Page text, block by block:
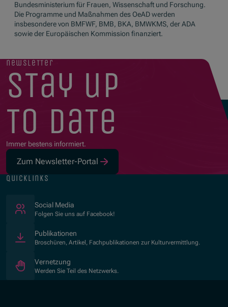
Bundesministerium für Frauen, Wissenschaft und Forschung.
Die Programme und Maßnahmen des OeAD werden
insbesondere von BMFWF, BMB, BKA, BMWKMS, der ADA
sowie der Europäischen Kommission finanziert.
newsletter
stay up
to date
Immer bestens informiert.
Zum Newsletter-Portal
quicklinks
Social Media
Folgen Sie uns auf Facebook!
Publikationen
Broschüren, Artikel, Fachpublikationen zur Kulturvermittlung.
Vernetzung
Werden Sie Teil des Netzwerks.